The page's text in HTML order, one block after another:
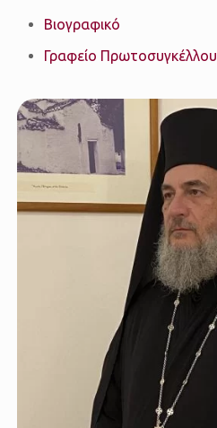
Βιογραφικό
Γραφείο Πρωτοσυγκέλλου